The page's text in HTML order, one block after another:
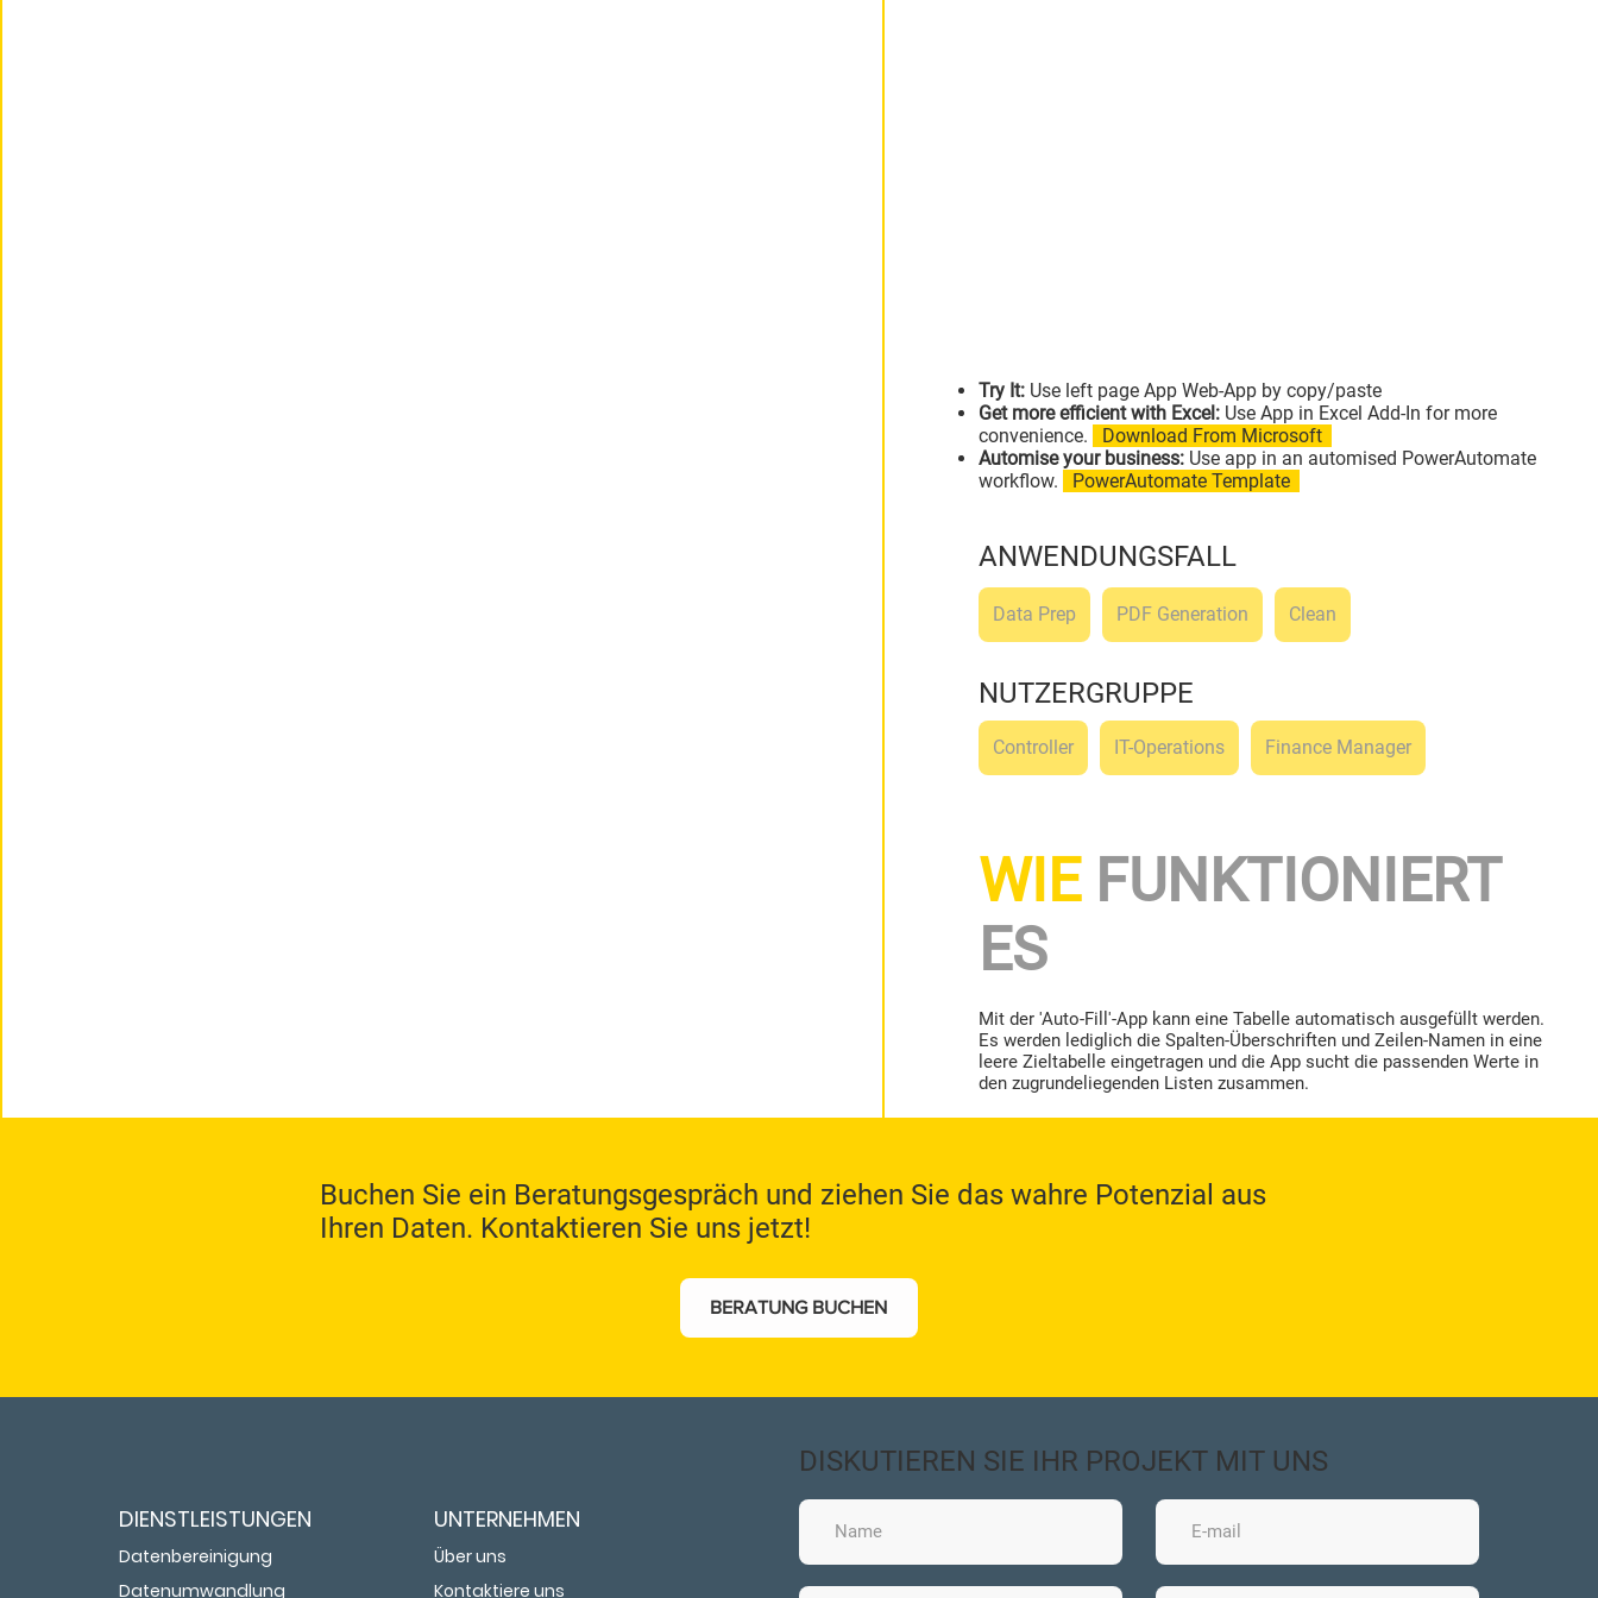
​Buchen Sie ein Beratungsgespräch und ziehen Sie das wahre Potenzial aus
Ihren Daten. Kontaktieren Sie uns jetzt!
BERATUNG BUCHEN
ANWENDUNGSFALL
Data Prep PDF Generation Clean
NUTZERGRUPPE
Controller IT-Operations Finance Manager
WIE FUNKTIONIERT
ES
Mit der 'Auto-Fill'-App kann eine Tabelle automatisch ausgefüllt werden.
Es werden lediglich die Spalten-Überschriften und Zeilen-Namen in eine
leere Zieltabelle eingetragen und die App sucht die passenden Werte in
den zugrundeliegenden Listen zusammen.
Try It:Use left page App Web-App by copy/paste
Get more efficient with Excel:Use App in Excel Add-In for more
convenience.
Download From Microsoft
Automise your business:Use app in an automised PowerAutomate
workflow.
PowerAutomate Template
DISKUTIEREN SIE IHR PROJEKT MIT UNS
DIENSTLEISTUNGEN
Datenbereinigung
Datenumwandlung
UNTERNEHMEN
Über uns
Kontaktiere uns